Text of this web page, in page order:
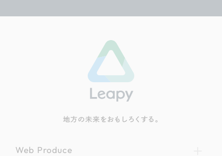
地方の未来をおもしろくする。
Web Produce